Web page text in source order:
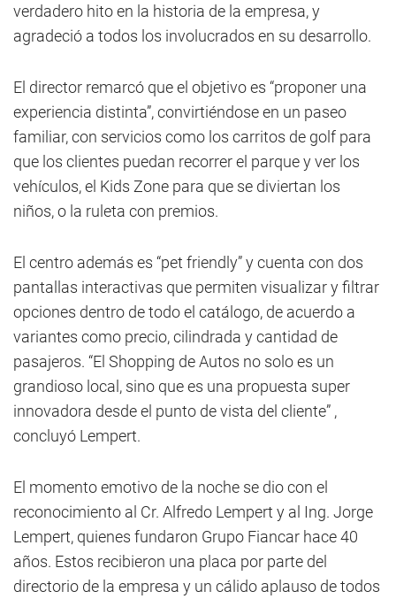
verdadero hito en la historia de la empresa, y
agradeció a todos los involucrados en su desarrollo.
El director remarcó que el objetivo es “proponer una
experiencia distinta”, convirtiéndose en un paseo
familiar, con servicios como los carritos de golf para
que los clientes puedan recorrer el parque y ver los
vehículos, el Kids Zone para que se diviertan los
niños, o la ruleta con premios.
El centro además es “pet friendly” y cuenta con dos
pantallas interactivas que permiten visualizar y filtrar
opciones dentro de todo el catálogo, de acuerdo a
variantes como precio, cilindrada y cantidad de
pasajeros. “El Shopping de Autos no solo es un
grandioso local, sino que es una propuesta super
innovadora desde el punto de vista del cliente” ,
concluyó Lempert.
El momento emotivo de la noche se dio con el
reconocimiento al Cr. Alfredo Lempert y al Ing. Jorge
Lempert, quienes fundaron Grupo Fiancar hace 40
años. Estos recibieron una placa por parte del
directorio de la empresa y un cálido aplauso de todos